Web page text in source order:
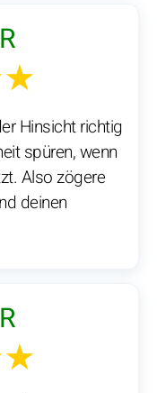
Hinsicht richtig
spüren, wenn
Also zögere
deinen